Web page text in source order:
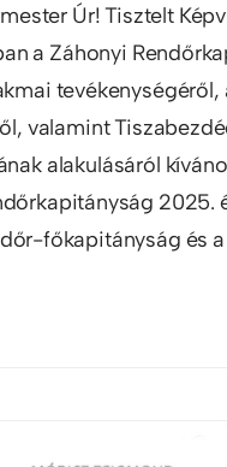
Úr! Tisztelt
a Záhonyi
valamint
alakulásáról
2025.
főkapitányság és